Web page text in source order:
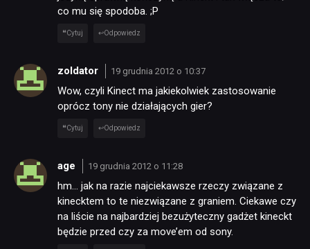
co mu się spodoba. ;P
Cytuj Odpowiedz
zoldator 19 grudnia 2012 o 10:37
Wow, czyli Kinect ma jakiekolwiek zastosowanie
oprócz tony nie działających gier?
Cytuj Odpowiedz
age 19 grudnia 2012 o 11:28
hm… jak na razie najciekawsze rzeczy związane z
kinecktem to te niezwiązane z graniem. Ciekawe czy
na liście na najbardziej bezużyteczny gadżet kineckt
będzie przed czy za move’em od sony.